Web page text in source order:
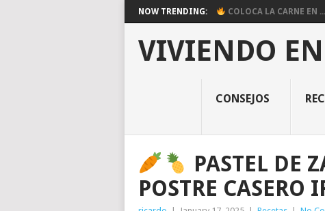
NOW TRENDING: COLOCA LA CARNE EN ...
VIVIENDO
CONSEJOS
PASTEL DE
POSTRE CASERO